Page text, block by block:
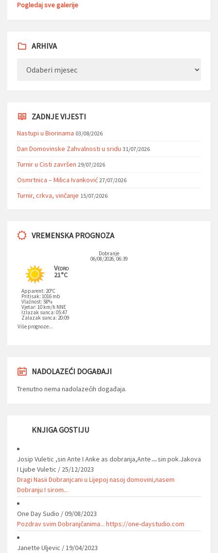
Pogledaj sve galerije
ARHIVA
ZADNJE VIJESTI
Nastupi u Biorinama 03/08/2026
Dan Domovinske Zahvalnosti u sridu 31/07/2026
Turnir u Cisti završen 29/07/2026
Osmrtnica – Milica Ivanković 27/07/2026
Turnir, crkva, vinčanje 15/07/2026
VREMENSKA PROGNOZA
Dobranje
06/08/2026, 06:39
Vedro
21°C
Apparent: 20°C
Pritisak: 1016 mb
Vlažnost: 58%
Vjetar: 10 km/h NNE
Izlazak sunca: 05:47
Zalazak sunca: 20:09
Više prognoze...
NADOLAZEĆI DOGAĐAJI
Trenutno nema nadolazećih događaja.
KNJIGA GOSTIJU
Josip Vuletic ,sin Ante I Anke as dobranja,Anteㅡsin pok.Jakova
I Ljube Vuletic / 25/12/2023
Dragi Nasii Dobranjcani u Lijepoj nasoj domovini,nasem
Dobranju I sirom...
One Day Sudio /09/08/2023
Pozdrav svim Dobranjčanima... https://one-daystudio.com
Janette Uljevic /19/04/2023